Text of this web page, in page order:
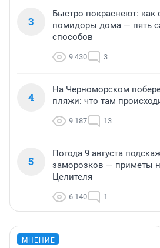
3
Быстро покраснеют: как
помидоры дома — пять
способов
9 430 3
4
На Черноморском
пляжи: что там
9 187 13
5
Погода 9 августа
заморозков — приметы
Целителя
6 140 1
МНЕНИЕ